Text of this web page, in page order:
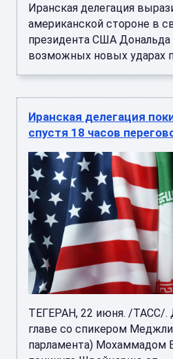
Иранская делегация
американской стороне в
президента США Дональда
возможных новых ударах
Иранская делегация
спустя 18 часов
ТЕГЕРАН, 22 июня. /ТАСС/.
главе со спикером
парламента) Мохаммадом